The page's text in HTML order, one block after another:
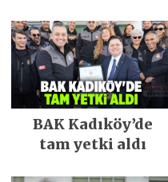
BAK Kadıköy’de
tam yetki aldı